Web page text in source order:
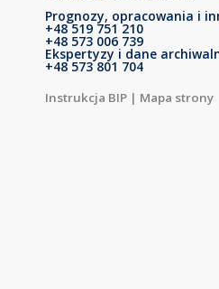
Prognozy, opracowania i
+48 519 751 210
+48 573 006 739
Ekspertyzy i dane
+48 573 801 704
Instrukcja BIP | Mapa strony